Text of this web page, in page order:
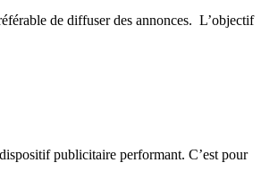
de diffuser des annonces. L’objectif
publicitaire performant. C’est pour